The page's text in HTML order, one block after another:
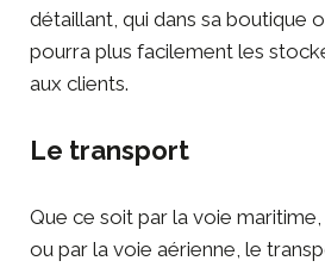
détaillant, qui dans sa boutique
pourra plus facilement les
aux clients.
Le transport
Que ce soit par la voie
ou par la voie aérienne, le